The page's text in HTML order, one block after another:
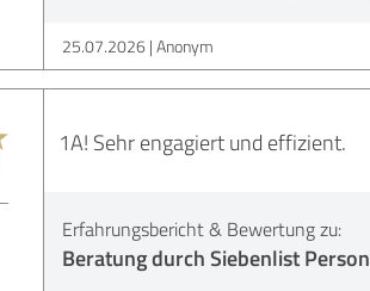
25.07.2026 Anonym
1A! Sehr engagiert und effizient.
Erfahrungsbericht & Bewertung zu:
Beratung durch Siebenlist